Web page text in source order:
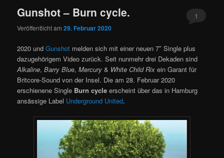
Gunshot – Burn cycle.
Veröffentlicht am29. Februar 2020
1
2020 undGunshot melden sich mit einer neuen 7″ Single plus
dazugehörigem Video zurück. Seit nunmehr drei Dekaden sind
Alkaline,Barry Blue,Mercury & White Child Rix ein Garant für
Britcore-Sound von der Insel. Die am 28. Februar 2020
erschienene Single Burn cycle erscheint über das in Hamburg
ansässige Label Underground United.